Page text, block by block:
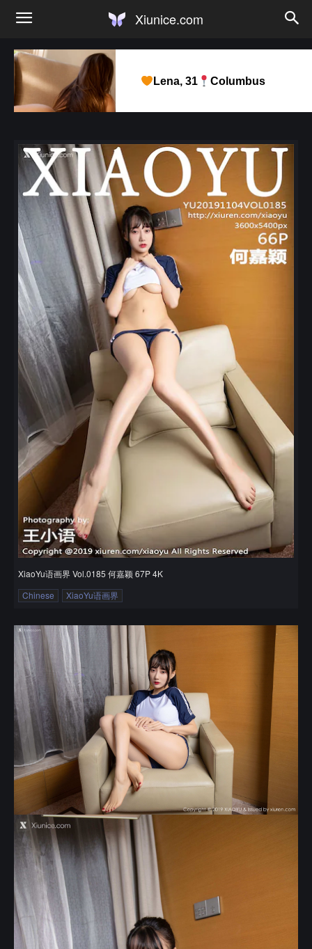
Xiunice.com
Lena, 31 Columbus
XiaoYu语画界 Vol.0185 何嘉颖 67P 4K
Chinese
XiaoYu语画界